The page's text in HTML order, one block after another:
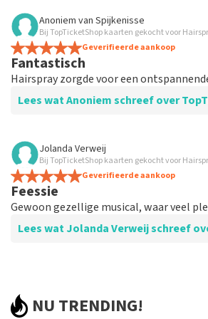
Beoordeling van Ingrid Overbeek over
Goed
Goed
Anoniem van Spijkenisse
Bij TopTicketShop kaarten gekocht voor
Geverifieerde aankoop
Fantastisch
Hairspray zorgde voor een
Lees wat Anoniem schreef over
Beoordeling van Anoniem over
Tevreden
Jolanda Verweij
Bij TopTicketShop kaarten gekocht voor
Geverifieerde aankoop
Feessie
Gewoon gezellige musical, waar veel
Lees wat Jolanda Verweij schreef
Goed
NU TRENDING!